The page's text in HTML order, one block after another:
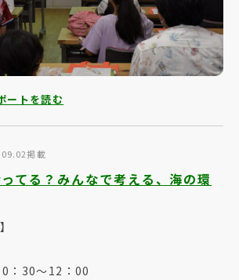
ートを読む
掲載
てる？みんなで考える、海の環
：30～12：00